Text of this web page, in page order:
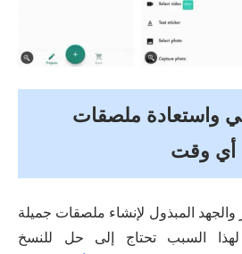
واستعادة ملصقات
أي وقت
والجهد المبذول لإنشاء ملصقات جميلة
السبب تحتاج إلى حل للنسخ